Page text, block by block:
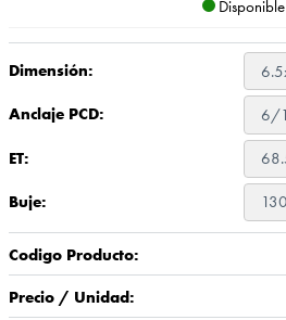
Disponible
Dimensión:
Anclaje PCD:
ET:
Buje:
Codigo Producto:
Precio / Unidad: